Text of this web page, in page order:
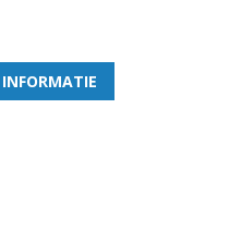
INFORMATIE